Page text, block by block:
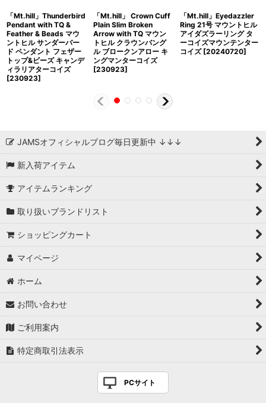
「Mt.hill」Thunderbird
Pendant with TQ &
Feather & Beads マウ
ントヒル サンダーバー
ド ペンダント フェザー
トップ&ビーズ キャンデ
ィラリアターコイズ
[230923]
「Mt.hill」 Crown Cuff
Plain Slim Broken
Arrow with TQ マウン
トヒル クラウンバング
ル ブロークンアロー キ
ングマンターコイズ
[230923]
「Mt.hill」Eyedazzler
Ring 21号 マウントヒル
アイダズラーリング タ
ーコイズマウンテンター
コイズ [20240720]
JAMSオフィシャルブログ毎日更新中 ↓↓↓
新入荷アイテム
アイテムランキング
取り扱いブランドリスト
ショッピングカート
マイページ
ホーム
お問い合わせ
ご利用案内
特定商取引法表示
PCサイト